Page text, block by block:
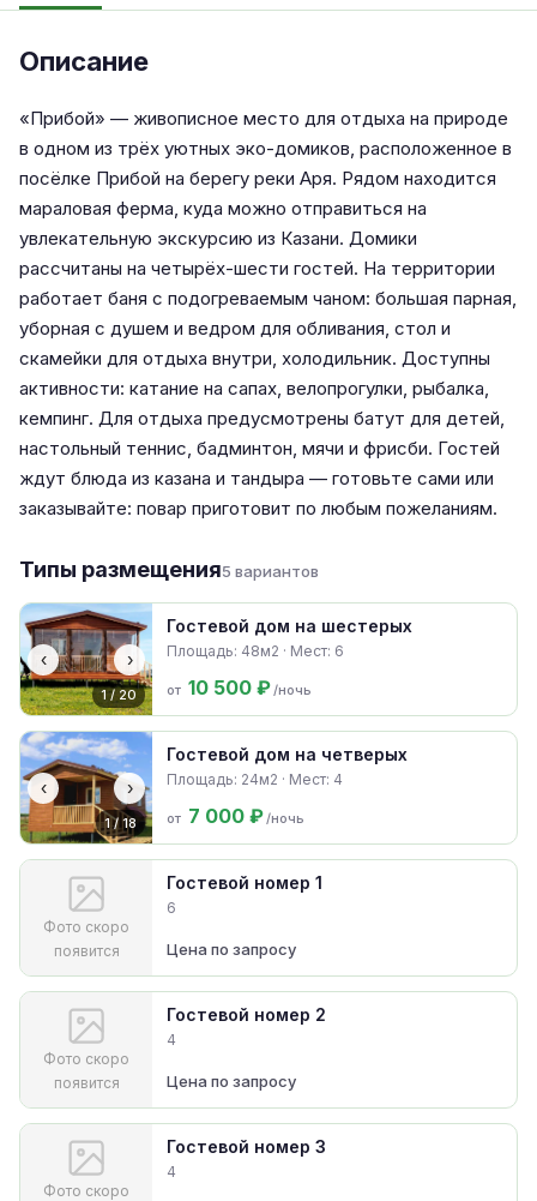
Описание
«Прибой» — живописное место для отдыха на природе
в одном из трёх уютных эко-домиков, расположенное в
посёлке Прибой на берегу реки Аря. Рядом находится
мараловая ферма, куда можно отправиться на
увлекательную экскурсию из Казани. Домики
рассчитаны на четырёх-шести гостей. На территории
работает баня с подогреваемым чаном: большая парная,
уборная с душем и ведром для обливания, стол и
скамейки для отдыха внутри, холодильник. Доступны
активности: катание на сапах, велопрогулки, рыбалка,
кемпинг. Для отдыха предусмотрены батут для детей,
настольный теннис, бадминтон, мячи и фрисби. Гостей
ждут блюда из казана и тандыра — готовьте сами или
заказывайте: повар приготовит по любым пожеланиям.
Типы размещения5 вариантов
‹ ›
1 / 20
Гостевой дом на шестерых
Площадь: 48м2 · Мест: 6
от 10 500 ₽/ночь
‹ ›
1 / 18
Гостевой дом на четверых
Площадь: 24м2 · Мест: 4
от 7 000 ₽/ночь
Фото скоро
появится
Гостевой номер 1
6
Цена по запросу
Фото скоро
появится
Гостевой номер 2
4
Цена по запросу
Фото скоро
Гостевой номер 3
4